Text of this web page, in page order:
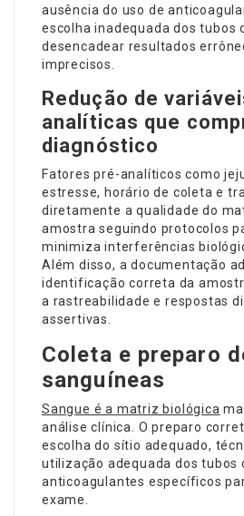
ausência do uso de
escolha inadequada dos tubos
desencadear resultados
imprecisos.
Redução de
analíticas que
diagnóstico
Fatores pré-analíticos como
estresse, horário de coleta e
diretamente a qualidade do
amostra seguindo protocolos
minimiza interferências
Além disso, a documentação
identificação correta da
a rastreabilidade e respostas
assertivas.
Coleta e preparo
sanguíneas
Sangue é a matriz biológica
análise clínica. O preparo
escolha do sítio adequado,
utilização adequada dos tubos
anticoagulantes específicos
exame.